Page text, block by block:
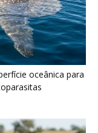
oceânica para